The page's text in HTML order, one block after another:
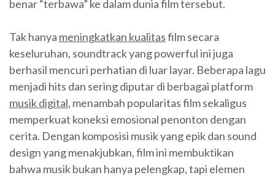
benar “terbawa” ke dalam dunia film tersebut.
Tak hanya meningkatkan kualitasfilm secara
keseluruhan, soundtrack yang powerful ini juga
berhasil mencuri perhatian di luar layar. Beberapa lagu
menjadi hits dan sering diputar di berbagai platform
musik digital, menambah popularitas film sekaligus
memperkuat koneksi emosional penonton dengan
cerita. Dengan komposisi musik yang epik dan sound
design yang menakjubkan, film ini membuktikan
bahwa musik bukan hanya pelengkap, tapi elemen